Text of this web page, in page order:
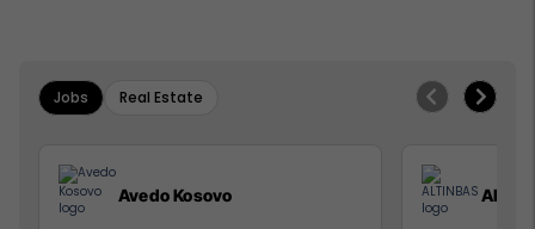
Jobs Real Estate
Avedo Kosovo